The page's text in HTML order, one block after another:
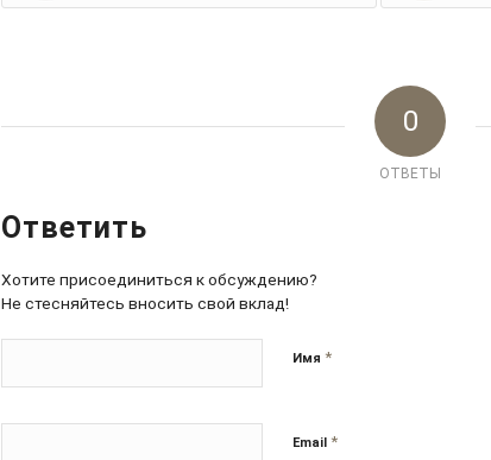
0
ОТВЕТЫ
Ответить
Хотите присоединиться к обсуждению?
Не стесняйтесь вносить свой вклад!
Имя *
Email *